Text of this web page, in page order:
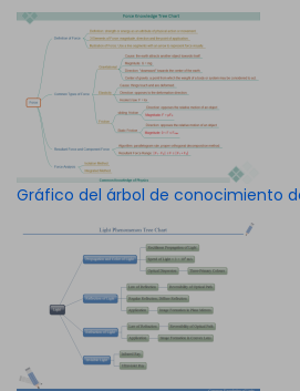
Gráfico del árbol de conocimiento